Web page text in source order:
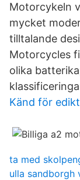
Motorcykeln
mycket
tilltalande
Motorcycles
olika
Känd för edikt
ta med
ulla sandborgh